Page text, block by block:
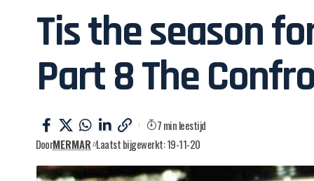
Tis the season
Part 8 The
DoorMERMAR Laatst bijgewerkt: 19-11-20
7 min leestijd